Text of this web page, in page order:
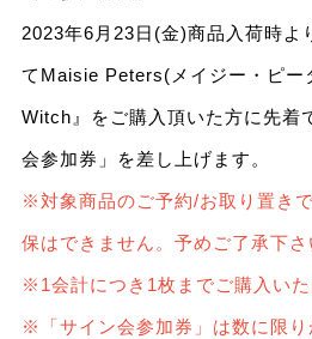
2023年6月23日(金)商品入荷時よ
てMaisie Peters(メイジー・ピー
Witch』をご購入頂いた方に先着
会参加券」を差し上げます。
※対象商品のご予約/お取り置き
保はできません。予めご了承下さ
※1会計につき1枚までご購入い
※「サイン会参加券」は数に限